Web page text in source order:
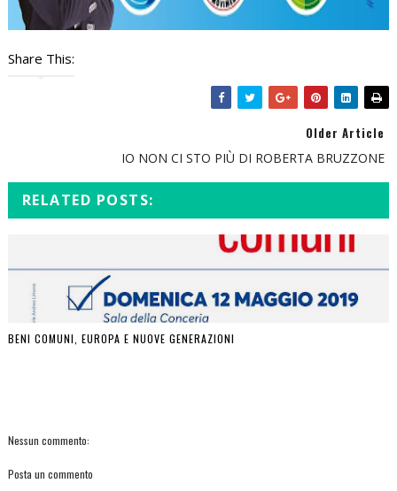
Share This:
Older Article
IO NON CI STO PIÙ DI ROBERTA BRUZZONE
RELATED POSTS:
BENI COMUNI, EUROPA E NUOVE GENERAZIONI
Nessun commento:
Posta un commento